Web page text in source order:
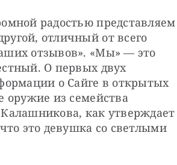
радостью представляем
отличный от всего
отзывов». «Мы» — это
О первых двух
о Сайге в открытых
оружие из семейства
как утверждает
это девушка со светлыми